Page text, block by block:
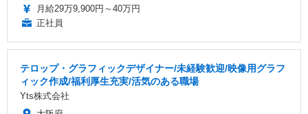
月給29万9,900円～40万円
正社員
テロップ・グラフィックデザイナー/未経験歓迎/映像用グラフ
ィック作成/福利厚生充実/活気のある職場
Yts株式会社